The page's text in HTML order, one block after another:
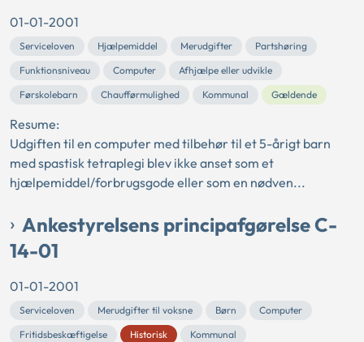
01-01-2001
Serviceloven Hjælpemiddel Merudgifter
Partshøring
Funktionsniveau
Computer
Afhjælpe eller udvikle
Førskolebarn
Chaufførmulighed Kommunal Gældende
Resume:
Udgiften til en computer med tilbehør til et 5-årigt barn
med spastisk tetraplegi blev ikke anset som et
hjælpemiddel/forbrugsgode eller som en nødven...
Ankestyrelsens principafgørelse C-
14-01
01-01-2001
Serviceloven Merudgifter til voksne Børn
Computer
Fritidsbeskæftigelse
Historisk Kommunal